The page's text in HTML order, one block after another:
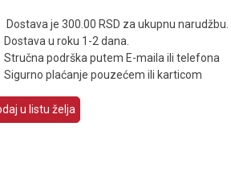
Dostava je 300.00 RSD za ukupnu narudžbu.
Dostava u roku 1-2 dana.
Stručna podrška putem E-maila ili telefona
Sigurno plaćanje pouzećem ili karticom
u listu želja